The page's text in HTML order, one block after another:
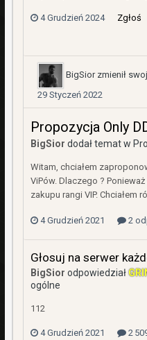
4 Grudzień 2024 Zgłoś
BigSiorzmienił
29 Styczeń 2022
Propozycja Only
BigSior dodał temat w
Witam, chciałem
ViPów. Dlaczego ?
zakupu rangi VIP. Chciałem
4 Grudzień 2021 2
Głosuj na serwer
BigSior odpowiedział
ogólne
112
4 Grudzień 2021 2